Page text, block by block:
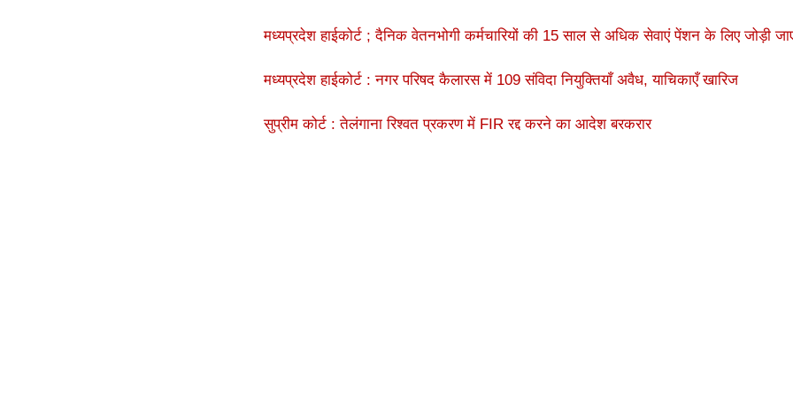
मध्यप्रदेश हाईकोर्ट ; दैनिक वेतनभोगी कर्मचारियों की 15 साल से अधिक सेवाएं पेंशन के लिए जोड़ी
मध्यप्रदेश हाईकोर्ट : नगर परिषद कैलारस में 109 संविदा नियुक्तियाँ अवैध, याचिकाएँ खारिज
सुप्रीम कोर्ट : तेलंगाना रिश्वत प्रकरण में FIR रद्द करने का आदेश बरकरार